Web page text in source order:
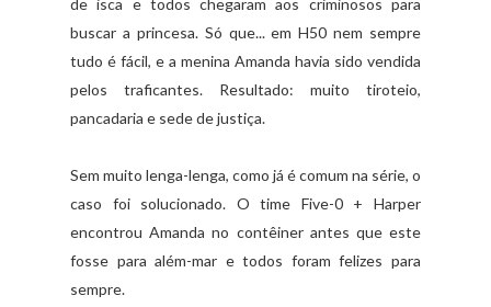
de isca e todos chegaram aos criminosos para
buscar a princesa. Só que... em H50 nem sempre
tudo é fácil, e a menina Amanda havia sido vendida
pelos traficantes. Resultado: muito tiroteio,
pancadaria e sede de justiça.
Sem muito lenga-lenga, como já é comum na série, o
caso foi solucionado. O time Five-0 + Harper
encontrou Amanda no contêiner antes que este
fosse para além-mar e todos foram felizes para
sempre.